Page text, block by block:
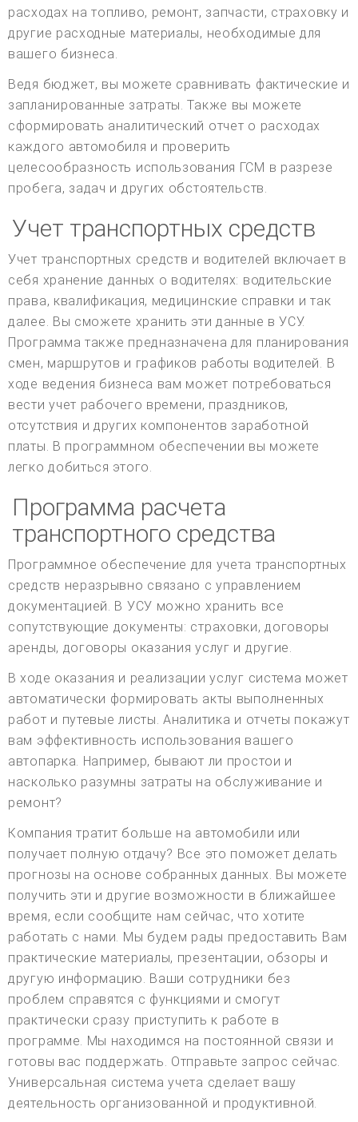
расходах на топливо, ремонт, запчасти, страховку и
другие расходные материалы, необходимые для
вашего бизнеса.
Ведя бюджет, вы можете сравнивать фактические и
запланированные затраты. Также вы можете
сформировать аналитический отчет о расходах
каждого автомобиля и проверить
целесообразность использования ГСМ в разрезе
пробега, задач и других обстоятельств.
Учет транспортных средств
Учет транспортных средств и водителей включает в
себя хранение данных о водителях: водительские
права, квалификация, медицинские справки и так
далее. Вы сможете хранить эти данные в УСУ.
Программа также предназначена для планирования
смен, маршрутов и графиков работы водителей. В
ходе ведения бизнеса вам может потребоваться
вести учет рабочего времени, праздников,
отсутствия и других компонентов заработной
платы. В программном обеспечении вы можете
легко добиться этого.
Программа расчета
транспортного средства
Программное обеспечение для учета транспортных
средств неразрывно связано с управлением
документацией. В УСУ можно хранить все
сопутствующие документы: страховки, договоры
аренды, договоры оказания услуг и другие.
В ходе оказания и реализации услуг система может
автоматически формировать акты выполненных
работ и путевые листы. Аналитика и отчеты покажут
вам эффективность использования вашего
автопарка. Например, бывают ли простои и
насколько разумны затраты на обслуживание и
ремонт?
Компания тратит больше на автомобили или
получает полную отдачу? Все это поможет делать
прогнозы на основе собранных данных. Вы можете
получить эти и другие возможности в ближайшее
время, если сообщите нам сейчас, что хотите
работать с нами. Мы будем рады предоставить Вам
практические материалы, презентации, обзоры и
другую информацию. Ваши сотрудники без
проблем справятся с функциями и смогут
практически сразу приступить к работе в
программе. Мы находимся на постоянной связи и
готовы вас поддержать. Отправьте запрос сейчас.
Универсальная система учета сделает вашу
деятельность организованной и продуктивной.